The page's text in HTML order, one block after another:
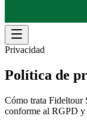
Privacidad
Política de
Cómo trata Fideltour
conforme al RGPD